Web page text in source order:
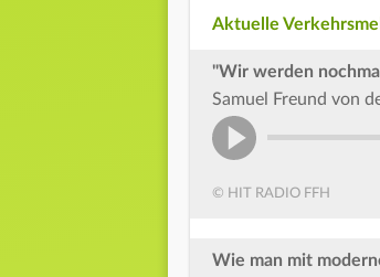
Aktuelle
"Wir werden
Samuel Freund von
© HIT RADIO FFH
Wie man mit